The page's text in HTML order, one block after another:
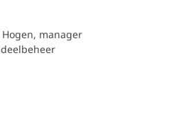
Hogen, manager